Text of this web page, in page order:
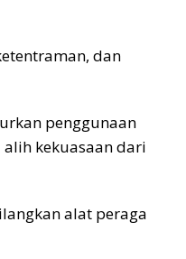
dan
penggunaan
kekuasaan dari
alat peraga